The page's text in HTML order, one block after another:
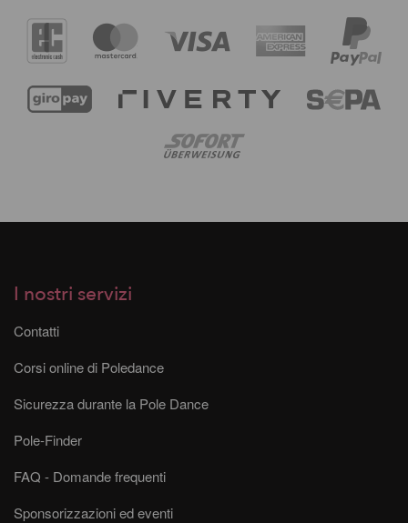
I nostri servizi
Contatti
Corsi online di Poledance
Sicurezza durante la Pole Dance
Pole-Finder
FAQ - Domande frequenti
Sponsorizzazioni ed eventi